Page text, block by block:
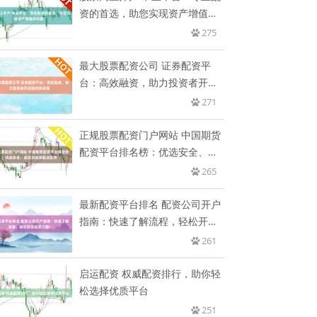
资的首选，助您实现资产增值的
275
最大股票配资公司 证券配资平
台：高效融资，助力投资者开启
271
正规股票配资门户网站 中国期货
配资平台排名榜：优选安全、高
265
最新配资平台排名 配资公司开户
指南：快速了解流程，轻松开启
261
启运配资 权威配资排行，助你轻
松选择优质平台
251